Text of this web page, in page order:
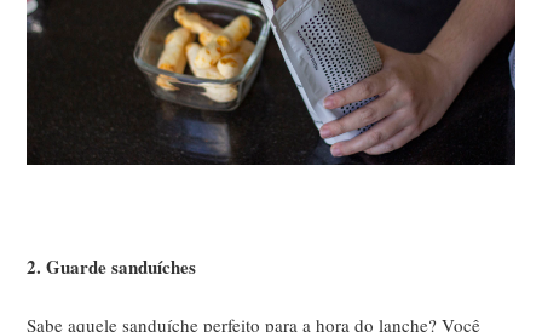
2. Guarde sanduíches
Sabe aquele sanduíche perfeito para a hora do lanche? Você